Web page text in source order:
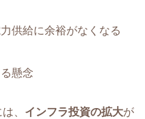
供給に余裕がなくなる
懸念
、 インフラ投資の拡大が